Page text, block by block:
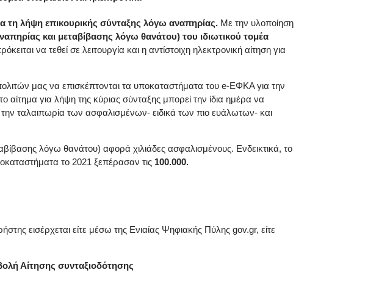
τη λήψη επικουρικής σύνταξης λόγω αναπηρίας. Με την υλοποίηση
και μεταβίβασης λόγω θανάτου) του ιδιωτικού τομέα
να τεθεί σε λειτουργία και η αντίστοιχη ηλεκτρονική αίτηση για
μας να επισκέπτονται τα υποκαταστήματα του e-ΕΦΚΑ για την
για λήψη της κύριας σύνταξης μπορεί την ίδια ημέρα να
την ταλαιπωρία των ασφαλισμένων- ειδικά των πιο ευάλωτων- και
λόγω θανάτου) αφορά χιλιάδες ασφαλισμένους. Ενδεικτικά, το
το 2021 ξεπέρασαν τις 100.000.
εισέρχεται είτε μέσω της Ενιαίας Ψηφιακής Πύλης gov.gr, είτε
Αίτησης συνταξιοδότησης